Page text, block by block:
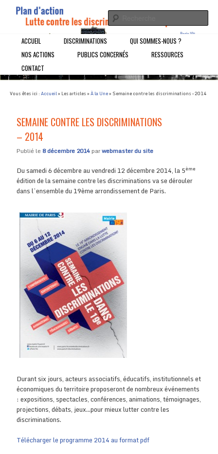
Plan d'Action Lutte contre les
discriminations à l'emploi
Un Plan d'action pour la Lutte contre les discrimination à l'emploi dans
le 19ème arrondissement de Paris
Menu principalALLER AU CONTENU PRINCIPAL
ALLER AU CONTENU SECONDAIRE
ACCUEIL DISCRIMINATIONS
QUI SOMMES-NOUS ?
NOS ACTIONS
PUBLICS CONCERNÉS
RESSOURCES
CONTACT
Vous êtes ici : Accueil» Les articles » À la Une» Semaine contre les discriminations – 2014
SEMAINE CONTRE LES DISCRIMINATIONS
– 2014
Publié le 8 décembre 2014 parwebmaster du site
Du samedi 6 décembre au vendredi 12 décembre 2014, la 5ème
édition de la semaine contre les discriminations va se dérouler
dans l’ensemble du 19ème arrondissement de Paris.
Durant six jours, acteurs associatifs, éducatifs, institutionnels et
économiques du territoire proposeront de nombreux événements
: expositions, spectacles, conférences, animations, témoignages,
projections, débats, jeux…pour mieux lutter contre les
discriminations.
Télécharger le programme 2014 au format pdf